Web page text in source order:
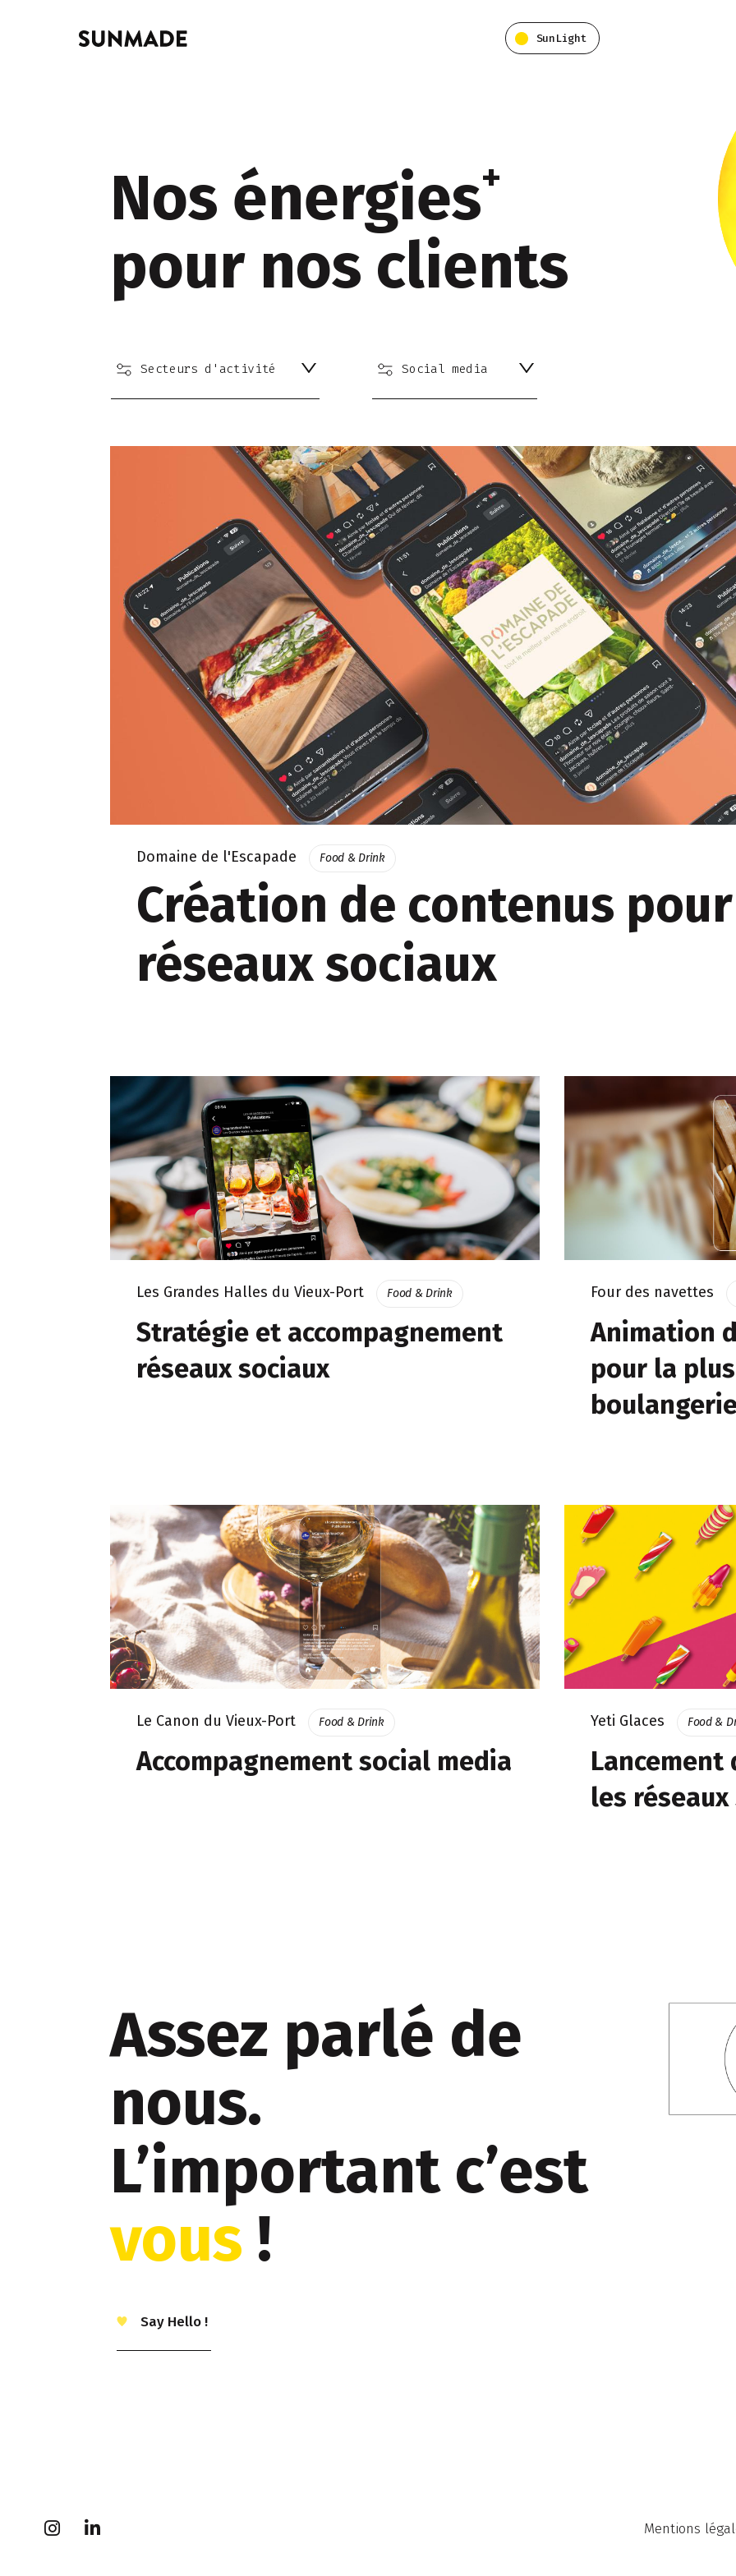
SunLight
Nos énergies+
pour nos clients
Secteurs d'activité Social media
Domaine de l'Escapade Food & Drink
Création de contenus
réseaux sociaux
Les Grandes Halles du Vieux-Port Food & Drink
Stratégie et accompagnement
réseaux sociaux
Four des navettes
Animation
pour la
Le Canon du Vieux-Port Food & Drink
Accompagnement social media
Yeti Glaces Food &
Lancement
les
Assez parlé de
nous.
L’important c’est
vous !
Say Hello !
Mentions